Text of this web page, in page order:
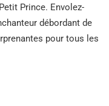
Prince. Envolez-
débordant de
pour tous les